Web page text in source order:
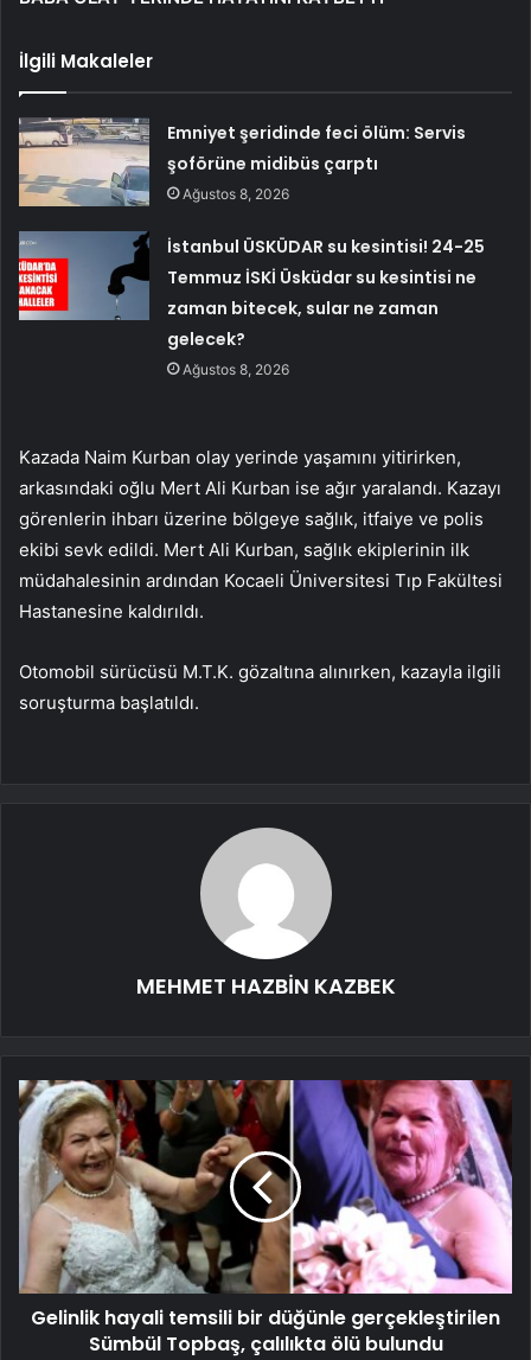
İlgili Makaleler
Emniyet şeridinde feci ölüm: Servis
şoförüne midibüs çarptı
Ağustos 8, 2026
İstanbul ÜSKÜDAR su kesintisi! 24-25
Temmuz İSKİ Üsküdar su kesintisi ne
zaman bitecek, sular ne zaman
gelecek?
Ağustos 8, 2026
Kazada Naim Kurban olay yerinde yaşamını yitirirken,
arkasındaki oğlu Mert Ali Kurban ise ağır yaralandı. Kazayı
görenlerin ihbarı üzerine bölgeye sağlık, itfaiye ve polis
ekibi sevk edildi. Mert Ali Kurban, sağlık ekiplerinin ilk
müdahalesinin ardından Kocaeli Üniversitesi Tıp Fakültesi
Hastanesine kaldırıldı.
Otomobil sürücüsü M.T.K. gözaltına alınırken, kazayla ilgili
soruşturma başlatıldı.
MEHMET HAZBİN KAZBEK
Gelinlik hayali temsili bir düğünle gerçekleştirilen
Sümbül Topbaş, çalılıkta ölü bulundu